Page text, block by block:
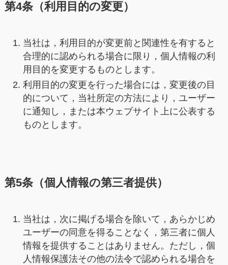
第4条（利用目的の変更）
当社は，利用目的が変更前と関連性を有すると
合理的に認められる場合に限り，個人情報の利
用目的を変更するものとします。
利用目的の変更を行った場合には，変更後の目
的について，当社所定の方法により，ユーザー
に通知し，または本ウェブサイト上に公表する
ものとします。
第5条（個人情報の第三者提供）
当社は，次に掲げる場合を除いて，あらかじめ
ユーザーの同意を得ることなく，第三者に個人
情報を提供することはありません。ただし，個
人情報保護法その他の法令で認められる場合を